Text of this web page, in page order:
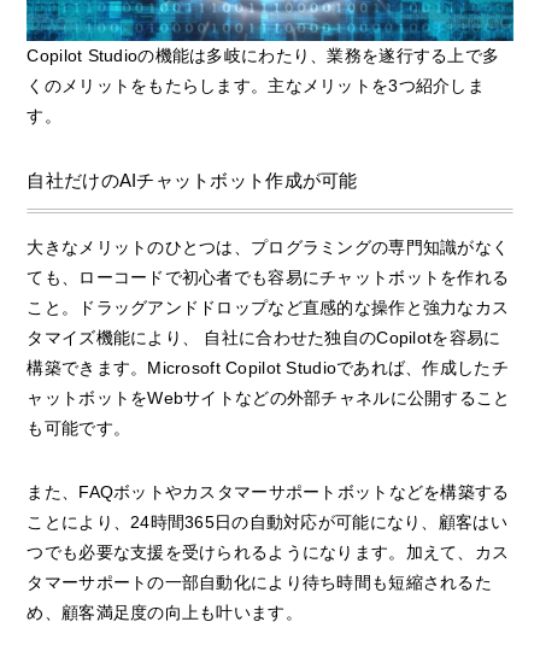
Copilot Studioの機能は多岐にわたり、業務を遂行する上で多
くのメリットをもたらします。主なメリットを3つ紹介しま
す。
自社だけのAIチャットボット作成が可能
大きなメリットのひとつは、プログラミングの専門知識がなく
ても、ローコードで初心者でも容易にチャットボットを作れる
こと。ドラッグアンドドロップなど直感的な操作と強力なカス
タマイズ機能により、 自社に合わせた独自のCopilotを容易に
構築できます。Microsoft Copilot Studioであれば、作成したチ
ャットボットをWebサイトなどの外部チャネルに公開すること
も可能です。
また、FAQボットやカスタマーサポートボットなどを構築する
ことにより、24時間365日の自動対応が可能になり、顧客はい
つでも必要な支援を受けられるようになります。加えて、カス
タマーサポートの一部自動化により待ち時間も短縮されるた
め、顧客満足度の向上も叶います。